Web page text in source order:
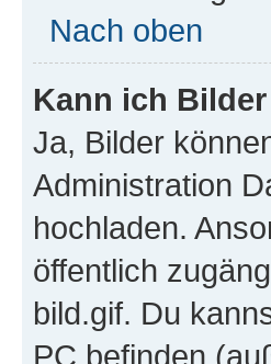
Nach oben
Kann ich
Ja, Bilder
Administration
hochladen.
öffentlich
bild.gif. Du
PC befinden